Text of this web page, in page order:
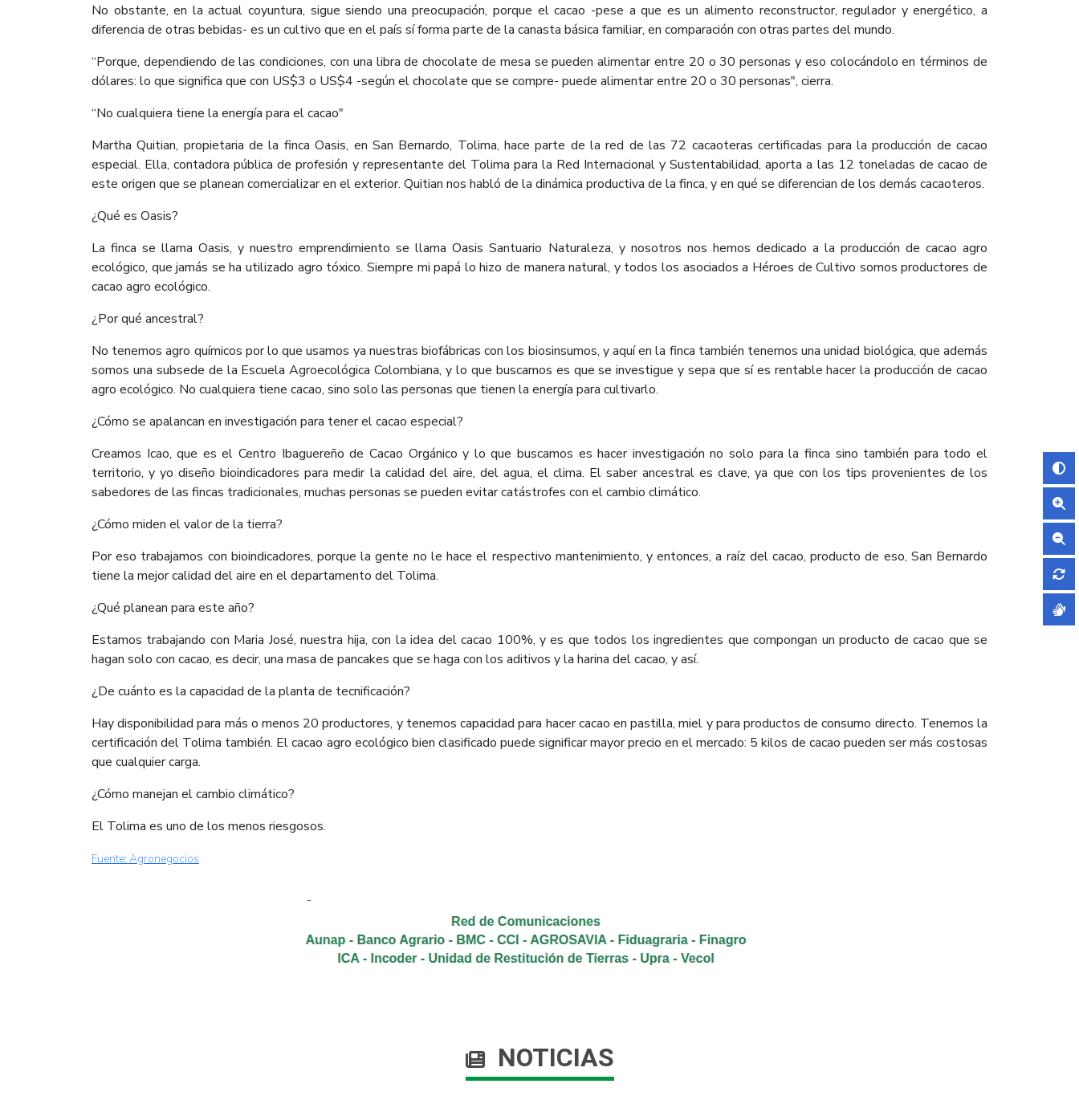
No obstante, en la actual coyuntura, sigue siendo una preocupación, porque el cacao -pese a que es un alimento reconstructor, regulador y energético, a
diferencia de otras bebidas- es un cultivo que en el país sí forma parte de la canasta básica familiar, en comparación con otras partes del mundo.
“Porque, dependiendo de las condiciones, con una libra de chocolate de mesa se pueden alimentar entre 20 o 30 personas y eso colocándolo en términos de
dólares: lo que significa que con US$3 o US$4 -según el chocolate que se compre- puede alimentar entre 20 o 30 personas", cierra.
“No cualquiera tiene la energía para el cacao"
Martha Quitian, propietaria de la finca Oasis, en San Bernardo, Tolima, hace parte de la red de las 72 cacaoteras certificadas para la producción de cacao
especial. Ella, contadora pública de profesión y representante del Tolima para la Red Internacional y Sustentabilidad, aporta a las 12 toneladas de cacao de
este origen que se planean comercializar en el exterior. Quitian nos habló de la dinámica productiva de la finca, y en qué se diferencian de los demás cacaoteros.
¿Qué es Oasis?
La finca se llama Oasis, y nuestro emprendimiento se llama Oasis Santuario Naturaleza, y nosotros nos hemos dedicado a la producción de cacao agro
ecológico, que jamás se ha utilizado agro tóxico. Siempre mi papá lo hizo de manera natural, y todos los asociados a Héroes de Cultivo somos productores de
cacao agro ecológico.
¿Por qué ancestral?
No tenemos agro químicos por lo que usamos ya nuestras biofábricas con los biosinsumos, y aquí en la finca también tenemos una unidad biológica, que además
somos una subsede de la Escuela Agroecológica Colombiana, y lo que buscamos es que se investigue y sepa que sí es rentable hacer la producción de cacao
agro ecológico. No cualquiera tiene cacao, sino solo las personas que tienen la energía para cultivarlo.
¿Cómo se apalancan en investigación para tener el cacao especial?
Creamos Icao, que es el Centro Ibaguereño de Cacao Orgánico y lo que buscamos es hacer investigación no solo para la finca sino también para todo el
territorio, y yo diseño bioindicadores para medir la calidad del aire, del agua, el clima. El saber ancestral es clave, ya que con los tips provenientes de los
sabedores de las fincas tradicionales, muchas personas se pueden evitar catástrofes con el cambio climático.
¿Cómo miden el valor de la tierra?
Por eso trabajamos con bioindicadores, porque la gente no le hace el respectivo mantenimiento, y entonces, a raíz del cacao, producto de eso, San Bernardo
tiene la mejor calidad del aire en el departamento del Tolima.
¿Qué planean para este año?
Estamos trabajando con Maria José, nuestra hija, con la idea del cacao 100%, y es que todos los ingredientes que compongan un producto de cacao que se
hagan solo con cacao, es decir, una masa de pancakes que se haga con los aditivos y la harina del cacao, y así.
¿De cuánto es la capacidad de la planta de tecnificación?
Hay disponibilidad para más o menos 20 productores, y tenemos capacidad para hacer cacao en pastilla, miel y para productos de consumo directo. Tenemos la
certificación del Tolima también. El cacao agro ecológico bien clasificado puede significar mayor precio en el mercado: 5 kilos de cacao pueden ser más costosas
que cualquier carga.
¿Cómo manejan el cambio climático?
El Tolima es uno de los menos riesgosos.
Fuente: Agronegocios​
NOTICIAS